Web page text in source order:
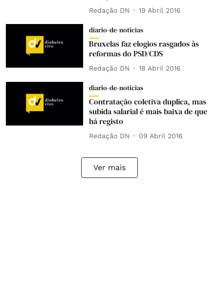
Redação DN 19 Abril 2016
diario-de-noticias
Bruxelas faz elogios rasgados às
reformas do PSD/CDS
Redação DN 18 Abril 2016
diario-de-noticias
Contratação coletiva duplica, mas
subida salarial é mais baixa de que
há registo
Redação DN 09 Abril 2016
Ver mais